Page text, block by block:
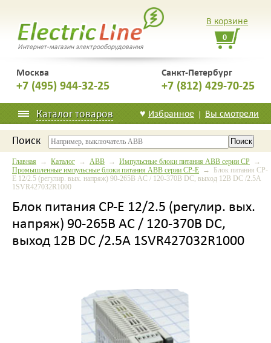
Интернет-магазин электрооборудования
Москва
+7 (495) 944-32-25
Санкт-Петербург
+7 (812) 429-70-25
В корзине
0
Каталог товаров ♥ Избранное | Вы смотрели
Поиск
Главная → Каталог → ABB → Импульсные блоки питания ABB серии CP →
Промышленные импульсные блоки питания ABB серии CP-E → Блок питания CP-
E 12/2.5 (регулир. вых. напряж) 90-265В AC / 120-370В DC, выход 12В DC /2.5A
1SVR427032R1000
Блок питания CP-E 12/2.5 (регулир. вых.
напряж) 90-265В AC / 120-370В DC,
выход 12В DC /2.5A 1SVR427032R1000